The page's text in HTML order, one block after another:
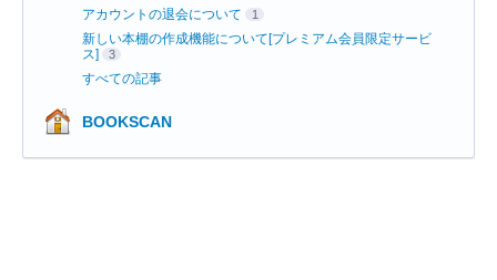
アカウントの退会について 1
新しい本棚の作成機能について[プレミアム会員限定サービ
ス]
3
すべての記事
BOOKSCAN